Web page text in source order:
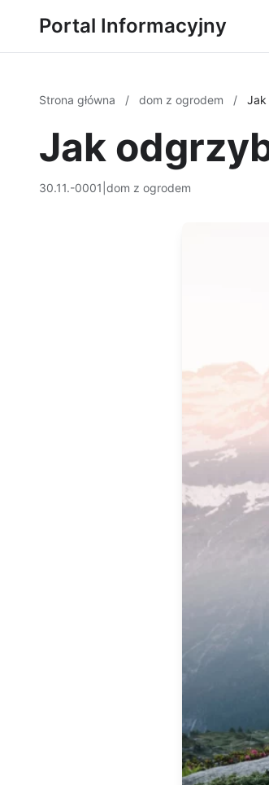
Portal Informacyjny
Strona główna / dom z ogrodem / Jak
Jak
30.11.-0001 dom z ogrodem